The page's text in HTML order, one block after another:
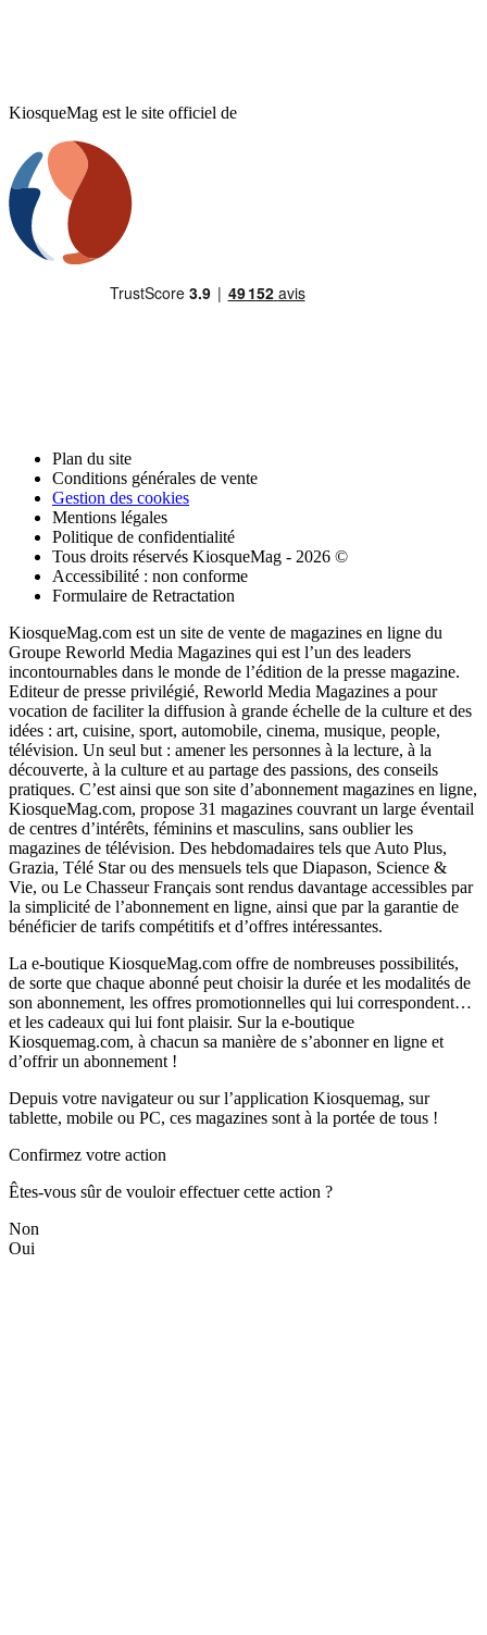
KiosqueMag est le site officiel de
Plan du site
Conditions générales de vente
Gestion des cookies
Mentions légales
Politique de confidentialité
Tous droits réservés KiosqueMag - 2026 ©
Accessibilité : non conforme
Formulaire de Retractation
KiosqueMag.com est un site de vente de magazines en ligne du
Groupe Reworld Media Magazines qui est l’un des leaders
incontournables dans le monde de l’édition de la presse magazine.
Editeur de presse privilégié, Reworld Media Magazines a pour
vocation de faciliter la diffusion à grande échelle de la culture et des
idées : art, cuisine, sport, automobile, cinema, musique, people,
télévision. Un seul but : amener les personnes à la lecture, à la
découverte, à la culture et au partage des passions, des conseils
pratiques. C’est ainsi que son site d’abonnement magazines en ligne,
KiosqueMag.com, propose 31 magazines couvrant un large éventail
de centres d’intérêts, féminins et masculins, sans oublier les
magazines de télévision. Des hebdomadaires tels que Auto Plus,
Grazia, Télé Star ou des mensuels tels que Diapason, Science &
Vie, ou Le Chasseur Français sont rendus davantage accessibles par
la simplicité de l’abonnement en ligne, ainsi que par la garantie de
bénéficier de tarifs compétitifs et d’offres intéressantes.
La e-boutique KiosqueMag.com offre de nombreuses possibilités,
de sorte que chaque abonné peut choisir la durée et les modalités de
son abonnement, les offres promotionnelles qui lui correspondent…
et les cadeaux qui lui font plaisir. Sur la e-boutique
Kiosquemag.com, à chacun sa manière de s’abonner en ligne et
d’offrir un abonnement !
Depuis votre navigateur ou sur l’application Kiosquemag, sur
tablette, mobile ou PC, ces magazines sont à la portée de tous !
Confirmez votre action
Êtes-vous sûr de vouloir effectuer cette action ?
Non
Oui